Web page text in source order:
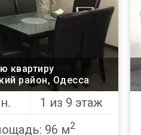
квартиру
район, Одесса
1 из 9 этаж
96 м2